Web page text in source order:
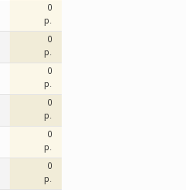
0
p.
0
p.
0
p.
0
p.
0
p.
0
p.